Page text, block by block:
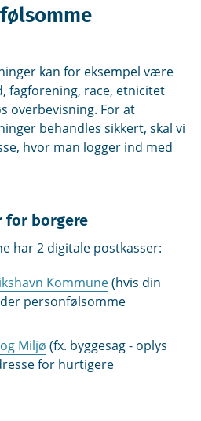
kan for eksempel være
fagforening, race, etnicitet
overbevisning. For at
behandles sikkert, skal vi
hvor man logger ind med
for borgere
har 2 digitale postkasser:
Kommune(hvis din
personfølsomme
Miljø (fx. byggesag - oplys
for hurtigere